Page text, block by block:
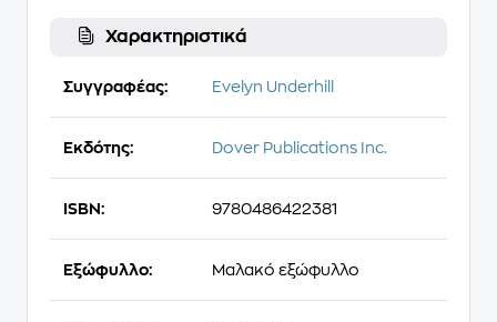
Χαρακτηριστικά
Συγγραφέας: Evelyn Underhill
Εκδότης: Dover Publications Inc.
ISBN: 9780486422381
Εξώφυλλο: Μαλακό εξώφυλλο